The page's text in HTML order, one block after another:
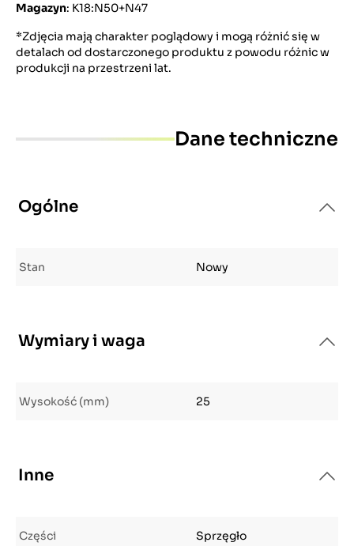
Magazyn: K18:N50+N47
*Zdjęcia mają charakter poglądowy i mogą różnić się w
detalach od dostarczonego produktu z powodu różnic w
produkcji na przestrzeni lat.
Dane techniczne
Ogólne
Stan Nowy
Wymiary i waga
Wysokość (mm) 25
Inne
Części Sprzęgło